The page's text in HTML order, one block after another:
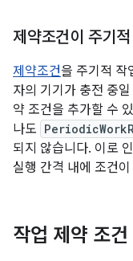
제약조건이 주기
제약조건을 주기적 작
자의 기기가 충전 중
약 조건을 추가할 수
나도
되지 않습니다. 이로
실행 간격 내에 조건
작업 제약 조건